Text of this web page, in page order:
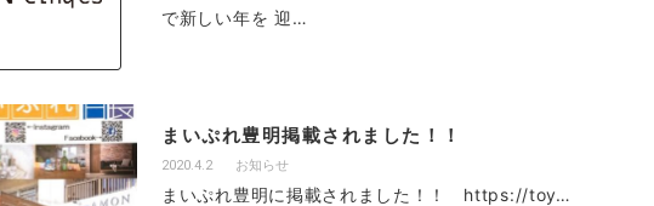
で新しい年を 迎…
まいぷれ豊明掲載されました！！
2020.4.2 お知らせ
まいぷれ豊明に掲載されました！！ https://toy…